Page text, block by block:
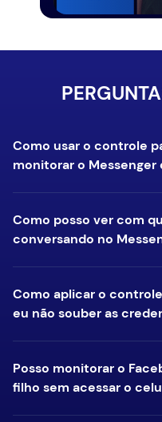
Como usar o controle
monitorar o Messenger
Como posso ver com
conversando no
Como aplicar o
eu não souber as
Posso monitorar o
filho sem acessar o